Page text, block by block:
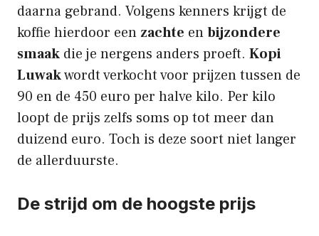
daarna gebrand. Volgens kenners krijgt de
koffie hierdoor een zachte enbijzondere
smaak die je nergens anders proeft. Kopi
Luwakwordt verkocht voor prijzen tussen de
90 en de 450 euro per halve kilo. Per kilo
loopt de prijs zelfs soms op tot meer dan
duizend euro. Toch is deze soort niet langer
de allerduurste.
De strijd om de hoogste prijs